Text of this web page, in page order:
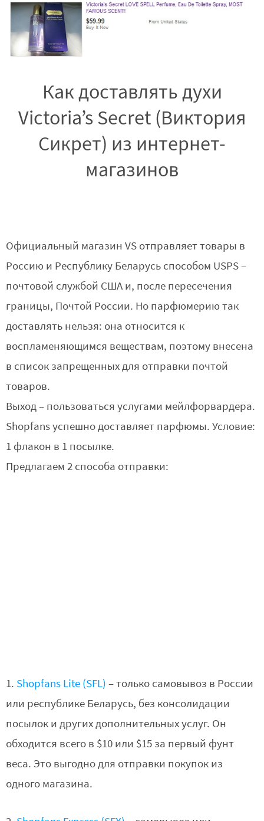
Как доставлять духи
Victoria’s Secret (Виктория
Сикрет) из интернет-
магазинов
Официальный магазин VS отправляет товары в
Россию и Республику Беларусь способом USPS –
почтовой службой США и, после пересечения
границы, Почтой России. Но парфюмерию так
доставлять нельзя: она относится к
воспламеняющимся веществам, поэтому внесена
в список запрещенных для отправки почтой
товаров.
Выход – пользоваться услугами мейлфорвардера.
Shopfans успешно доставляет парфюмы. Условие:
1 флакон в 1 посылке.
Предлагаем 2 способа отправки:
1. Shopfans Lite (SFL) – только самовывоз в России
или республике Беларусь, без консолидации
посылок и других дополнительных услуг. Он
обходится всего в $10 или $15 за первый фунт
веса. Это выгодно для отправки покупок из
одного магазина.